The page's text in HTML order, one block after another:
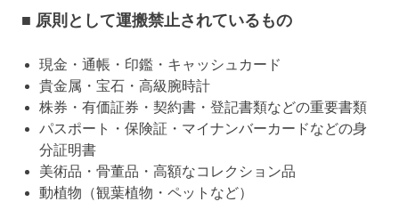
■ 原則として運搬禁止されているもの
現金・通帳・印鑑・キャッシュカード
貴金属・宝石・高級腕時計
株券・有価証券・契約書・登記書類などの重要書類
パスポート・保険証・マイナンバーカードなどの身
分証明書
美術品・骨董品・高額なコレクション品
動植物（観葉植物・ペットなど）